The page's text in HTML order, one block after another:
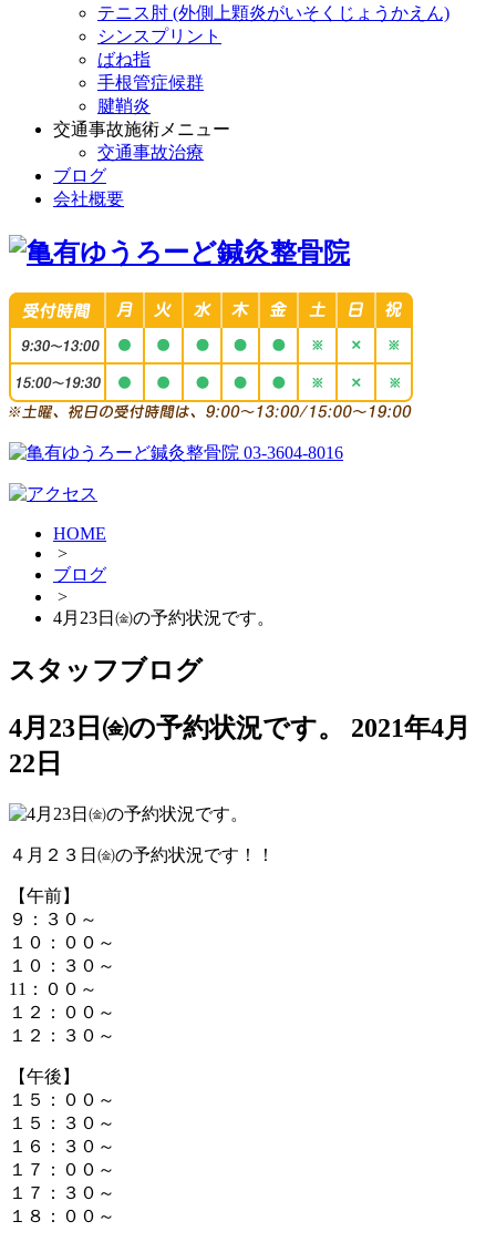
テニス肘 (外側上顆炎がいそくじょうかえん)
シンスプリント
ばね指
手根管症候群
腱鞘炎
交通事故施術メニュー
交通事故治療
ブログ
会社概要
HOME
>
ブログ
>
4月23日㈮の予約状況です。
スタッフブログ
4月23日㈮の予約状況です。
2021年4月
22日
４月２３日㈮の予約状況です！！
【午前】
９：３０～
１０：００～
１０：３０～
11：００～
１２：００～
１２：３０～
【午後】
１５：００～
１５：３０～
１６：３０～
１７：００～
１７：３０～
１８：００～